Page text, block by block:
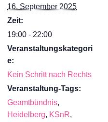
16. September 2025
Zeit:
19:00 - 22:00
Veranstaltungskategori
e:
Kein Schritt nach Rechts
Veranstaltung-Tags:
Geamtbündnis,
Heidelberg, KSnR,